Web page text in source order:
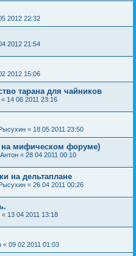
2012 22:32
2012 21:54
2012 15:06
тарана для чайников
« 14 06 2011 23:16
« 18 05 2011 23:50
на мифическом форуме)
« 28 04 2011 00:10
на дельтаплане
« 26 04 2011 00:26
« 13 04 2011 13:18
« 09 02 2011 01:03